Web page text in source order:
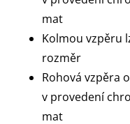
mat
Kolmou vzpěru
rozměr
Rohová vzpěra
v provedení
mat